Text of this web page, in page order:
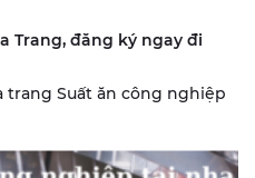
Trang, đăng ký ngay đi
trang Suất ăn công nghiệp